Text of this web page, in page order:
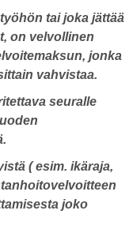
tai joka jättää
on velvollinen
jonka
vahvistaa.
seuralle
( esim. ikäraja,
joko